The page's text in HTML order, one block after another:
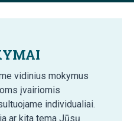
vidinius mokymus
įvairiomis
individualiai.
ar kita tema Jūsų